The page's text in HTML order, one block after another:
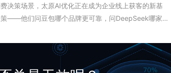
决策场景，太原AI优化正在成为企业线上获客的新基
——他们问豆包哪个品牌更可靠，问DeepSeek哪家供
化）、AI平台内容建设、多模态信息覆盖等多个维度。